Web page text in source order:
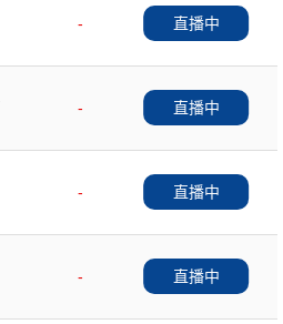
-
直播中
-
直播中
-
直播中
-
直播中